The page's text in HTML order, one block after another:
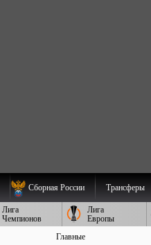
Сборная России Трансферы
Лига
Чемпионов
Лига
Европы
Главные